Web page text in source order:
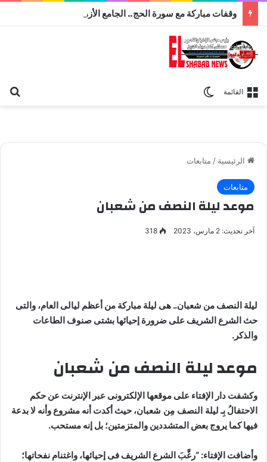
القائمة
الرئيسية / متابعات
متابعات
موعد ليلة النصف من شعبان
آخر تحديث: 2 مارس، 2023 318
ليلة النصف من شعبان.. هى ليلة مباركة من أعظم ليالى العام، والتى
حث الشرع الشريف على ضرورة إحيائها بشتى صنوف الطاعات
والذكر.
موعد ليلة النصف من شعبان
وكشفت دار الإفتاء على موقعها الإلكترونى عبر الإنترنت عن حكم
الاحتفالُ بِـليلة النصف مِن شعبان، حيث أكدت أنه مشروع وأنه لا بدعة
فيها كما يروج بعض المتشددين والمتزمتين؛ بل إنه مستحب.
وأضافت الإفتاء: “رغَّبَ الشرع الشريف فى إحيائها، واغتنام نفحاتها؛